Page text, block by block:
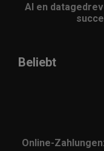
AI en
Beliebt
Online-